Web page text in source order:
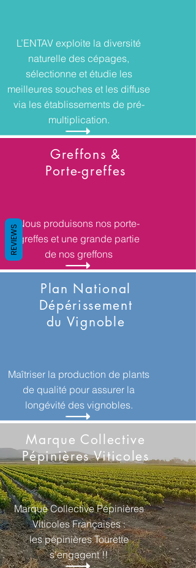
L’ENTAV exploite la diversité
naturelle des cépages,
sélectionne et étudie les
meilleures souches et les diffuse
via les établissements de pré-
multiplication.
Greffons &
Porte-greffes
Nous produisons nos porte-
greffes et une grande partie
de nos greffons
Plan National
Dépérissement
du Vignoble
Maîtriser la production de plants
de qualité pour assurer la
longévité des vignobles.
Marque Collective
Pépinières Viticoles
Marque Collective Pépinières
Viticoles Françaises :
les pépinières Tourette
s'engagent !!
REVIEWS